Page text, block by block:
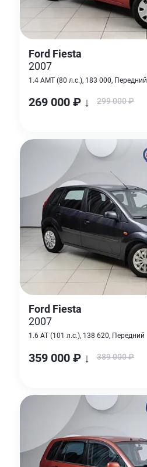
Ford Fiesta
2007
1.4 AMT (80 л.с.), 183 000, Передний
269 000 ₽ ↓ 299 000 ₽
Ford Fiesta
2007
1.6 AT (101 л.с.), 138 620, Передний
359 000 ₽ ↓ 389 000 ₽